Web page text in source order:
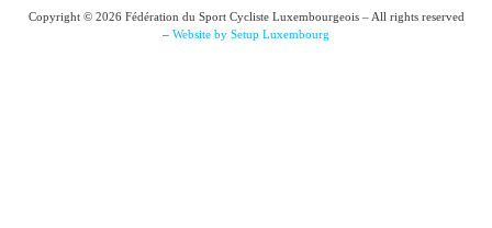
Copyright © 2026 Fédération du Sport Cycliste Luxembourgeois – All rights reserved
– Website by Setup Luxembourg